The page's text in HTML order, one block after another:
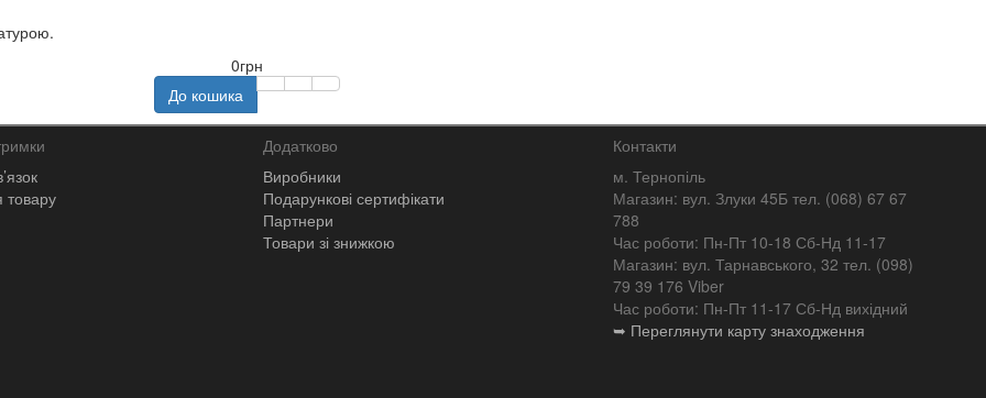
0грн
До кошика
Додатково
Виробники
Подарункові сертифікати
Партнери
Товари зі знижкою
Контакти
м. Тернопіль
Магазин: вул. Злуки 45Б тел. (068) 67 67
788
Час роботи: Пн-Пт 10-18 Сб-Нд 11-17
Магазин: вул. Тарнавського, 32 тел. (098)
79 39 176 Viber
Час роботи: Пн-Пт 11-17 Сб-Нд вихідний
➥ Переглянути карту знаходження